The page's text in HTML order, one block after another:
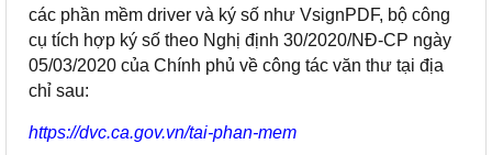
các phần mềm driver và ký số như VsignPDF, bộ công
cụ tích hợp ký số theo Nghị định 30/2020/NĐ-CP ngày
05/03/2020 của Chính phủ về công tác văn thư tại địa
chỉ sau:
https://dvc.ca.gov.vn/tai-phan-mem